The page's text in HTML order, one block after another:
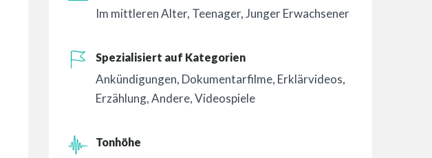
Im mittleren Alter, Teenager,Junger Erwachsener
Spezialisiert auf Kategorien
Ankündigungen, Dokumentarfilme, Erklärvideos,
Erzählung,Andere,Videospiele
Tonhöhe